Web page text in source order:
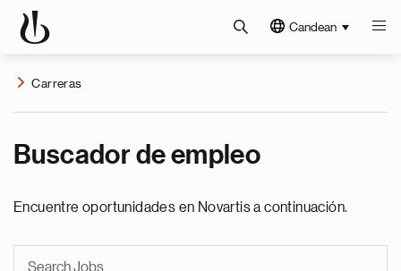
Candean
Carreras
Buscador de empleo
Encuentre oportunidades en Novartis a continuación.